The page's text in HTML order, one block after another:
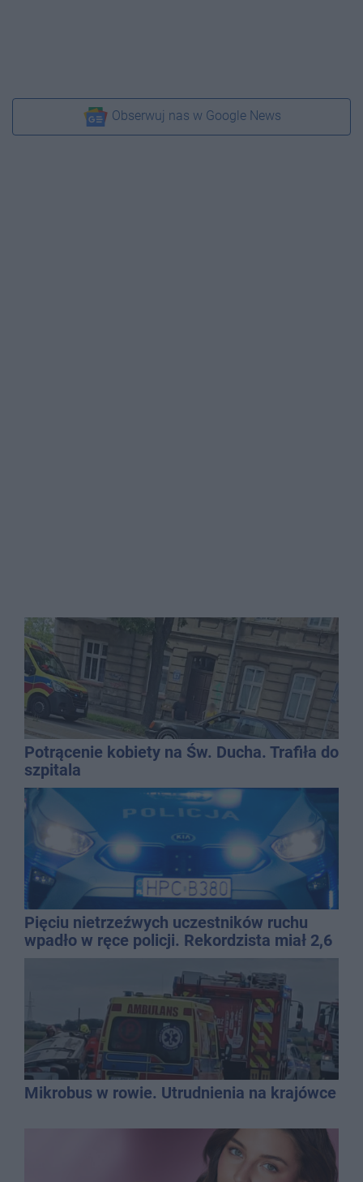
Obserwuj nas w Google News
Potrącenie kobiety na Św. Ducha. Trafiła do
szpitala
Pięciu nietrzeźwych uczestników ruchu
wpadło w ręce policji. Rekordzista miał 2,6
Mikrobus w rowie. Utrudnienia na krajówce